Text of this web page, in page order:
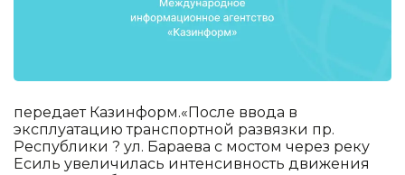
передает Казинформ.«После ввода в
эксплуатацию транспортной развязки пр.
Республики ? ул. Бараева с мостом через реку
Есиль увеличилась интенсивность движения